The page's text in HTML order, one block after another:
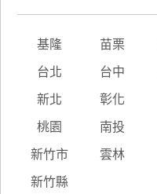
基隆 苗栗
台北 台中
新北 彰化
桃園 南投
新竹市 雲林
新竹縣